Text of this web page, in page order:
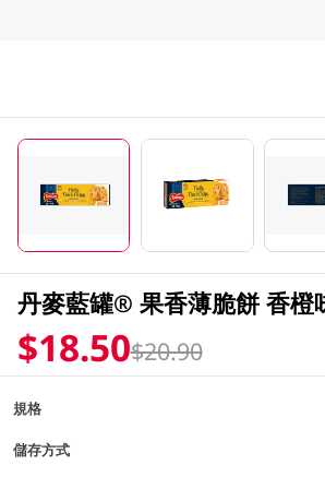
丹麥藍罐® 果香薄脆餅 香橙
$18.50$20.90
規格
儲存方式